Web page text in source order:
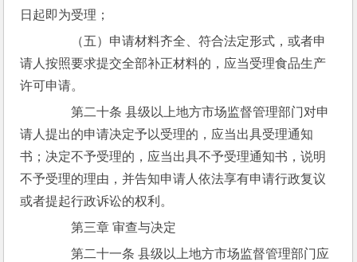
日起即为受理；
（五）申请材料齐全、符合法定形式，或者申
请人按照要求提交全部补正材料的，应当受理食品生产
许可申请。
第二十条 县级以上地方市场监督管理部门对申
请人提出的申请决定予以受理的，应当出具受理通知
书；决定不予受理的，应当出具不予受理通知书，说明
不予受理的理由，并告知申请人依法享有申请行政复议
或者提起行政诉讼的权利。
第三章 审查与决定
第二十一条 县级以上地方市场监督管理部门应